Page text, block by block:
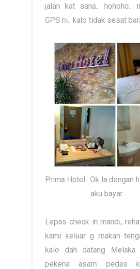
jalan kat sana.. hohoho..
GPS ni.. kalo tidak sesat
Prima Hotel.. Ok la dengan
aku bayar..
Lepas check in mandi,
kami keluar g makan
kalo dah datang
pekena asam pedas